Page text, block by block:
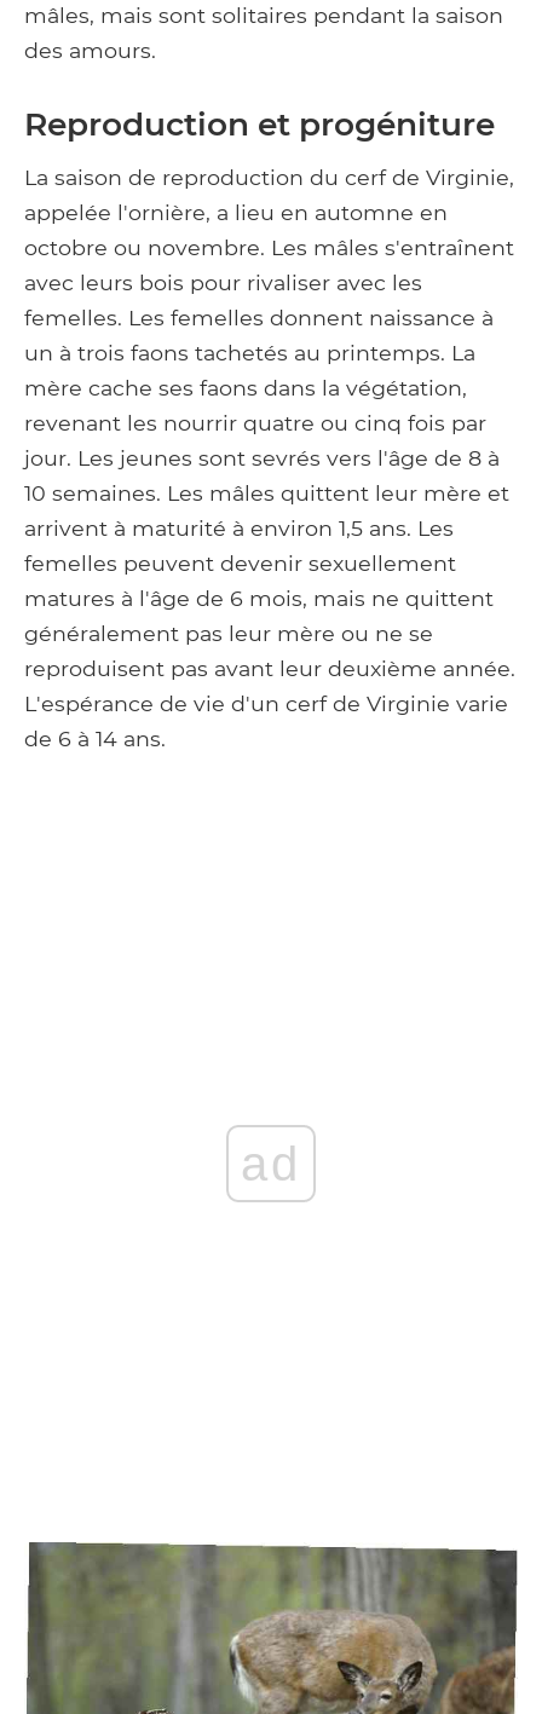
mâles, mais sont solitaires pendant la saison
des amours.
Reproduction et progéniture
La saison de reproduction du cerf de Virginie,
appelée l'ornière, a lieu en automne en
octobre ou novembre. Les mâles s'entraînent
avec leurs bois pour rivaliser avec les
femelles. Les femelles donnent naissance à
un à trois faons tachetés au printemps. La
mère cache ses faons dans la végétation,
revenant les nourrir quatre ou cinq fois par
jour. Les jeunes sont sevrés vers l'âge de 8 à
10 semaines. Les mâles quittent leur mère et
arrivent à maturité à environ 1,5 ans. Les
femelles peuvent devenir sexuellement
matures à l'âge de 6 mois, mais ne quittent
généralement pas leur mère ou ne se
reproduisent pas avant leur deuxième année.
L'espérance de vie d'un cerf de Virginie varie
de 6 à 14 ans.
ad